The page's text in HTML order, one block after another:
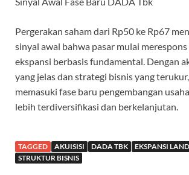
Pergerakan saham dari Rp50 ke Rp67
sinyal awal bahwa pasar mulai
ekspansi berbasis fundamental. Dengan
yang jelas dan strategi bisnis yang
memasuki fase baru pengembangan
lebih terdiversifikasi dan berkelanjutan.
TAGGED AKUISISI DADA TBK
EKSPANSI
STRUKTUR BISNIS